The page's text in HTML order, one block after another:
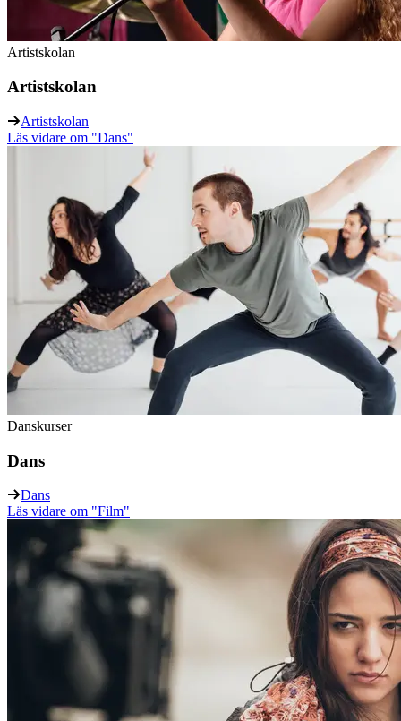
Artistskolan
Artistskolan
Artistskolan
Läs vidare om "Dans"
Danskurser
Dans
Dans
Läs vidare om "Film"